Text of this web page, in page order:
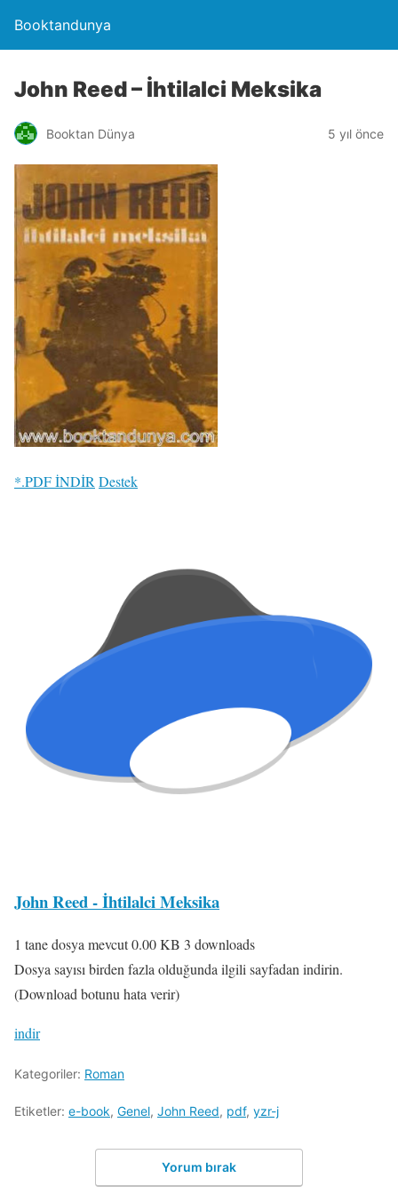
Booktandunya
John Reed – İhtilalci Meksika
Booktan Dünya 5 yıl önce
*.PDF İNDİR Destek
John Reed - İhtilalci Meksika
1 tane dosya mevcut0.00 KB 3 downloads
Dosya sayısı birden fazla olduğunda ilgili sayfadan indirin.
(Download botunu hata verir)
indir
Kategoriler: Roman
Etiketler: e-book, Genel, John Reed, pdf, yzr-j
Yorum bırak